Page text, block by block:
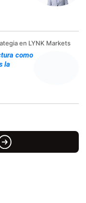
en LYNK Markets
como
la